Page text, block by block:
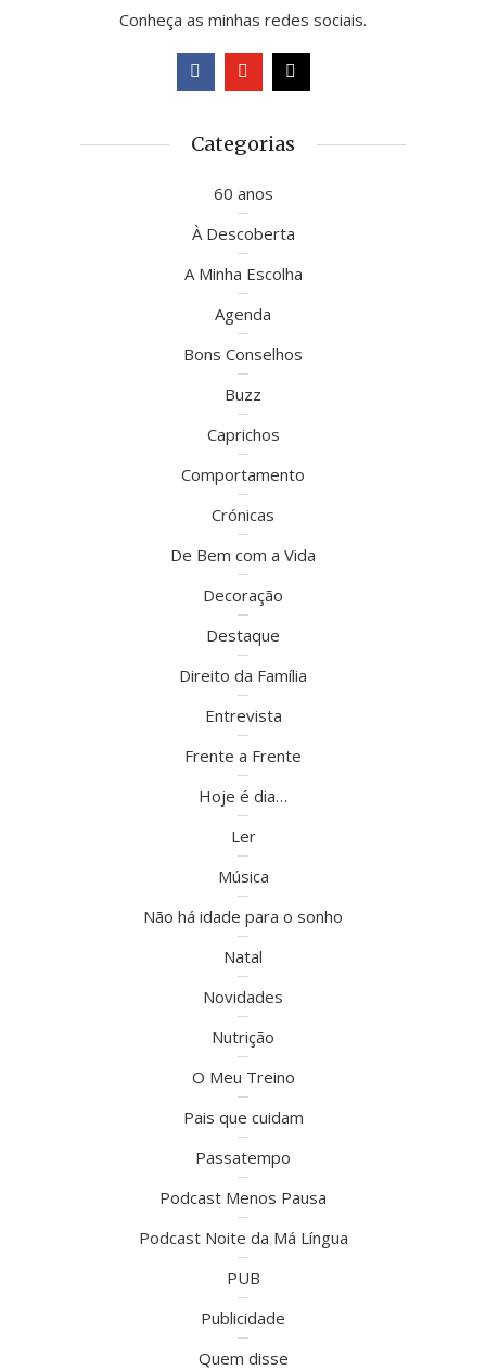
Conheça as minhas redes sociais.
Categorias
60 anos
À Descoberta
A Minha Escolha
Agenda
Bons Conselhos
Buzz
Caprichos
Comportamento
Crónicas
De Bem com a Vida
Decoração
Destaque
Direito da Família
Entrevista
Frente a Frente
Hoje é dia…
Ler
Música
Não há idade para o sonho
Natal
Novidades
Nutrição
O Meu Treino
Pais que cuidam
Passatempo
Podcast Menos Pausa
Podcast Noite da Má Língua
PUB
Publicidade
Quem disse